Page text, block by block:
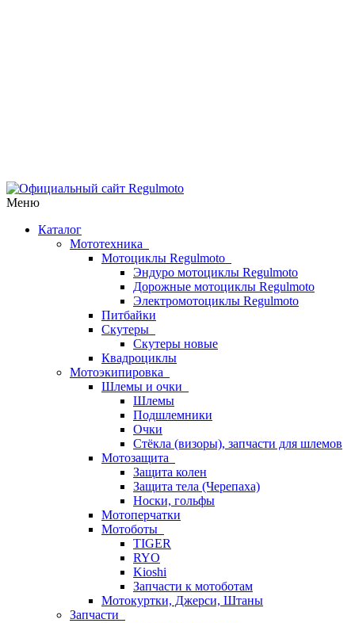
Меню
Каталог
Мототехника
Мотоциклы Regulmoto
Эндуро мотоциклы Regulmoto
Дорожные мотоциклы Regulmoto
Электромотоциклы Regulmoto
Питбайки
Скутеры
Скутеры новые
Квадроциклы
Мотоэкипировка
Шлемы и очки
Шлемы
Подшлемники
Очки
Стёкла (визоры), запчасти для шлемов
Мотозащита
Защита колен
Защита тела (Черепаха)
Носки, гольфы
Мотоперчатки
Мотоботы
TIGER
RYO
Kioshi
Запчасти к мотоботам
Мотокуртки, Джерси, Штаны
Запчасти